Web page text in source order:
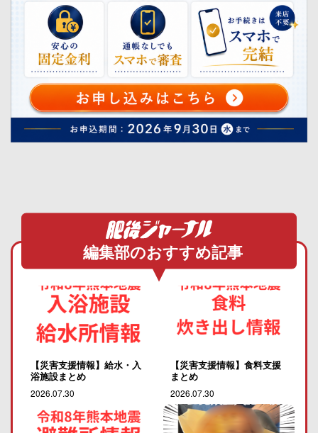
編集部のおすすめ記事
【災害支援情報】給水・入
浴施設まとめ
2026.07.30
【災害支援情報】食料支援
まとめ
2026.07.30